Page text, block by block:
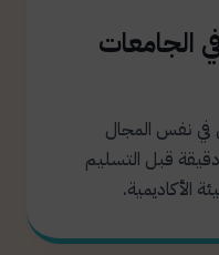
الجامعات
نفس المجال
قبل التسليم
الأكاديمية.